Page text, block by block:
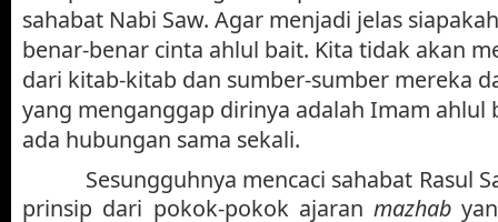
sahabat Nabi Saw. Agar menjadi jelas
benar-benar cinta ahlul bait. Kita tidak akan
dari kitab-kitab dan sumber-sumber mereka
yang menganggap dirinya adalah Imam ahlul
ada hubungan sama sekali.
Sesungguhnya mencaci sahabat Rasul
prinsip dari pokok-pokok ajaran mazhab